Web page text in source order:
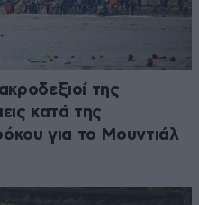
της
κατά της
για το Μουντιάλ